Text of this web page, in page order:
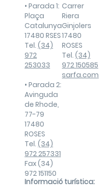
• Parada 1:
Plaça
Catalunya
17480 RSES
Tel. (34)
972
253033
• Parada 2:
Avinguda
de Rhode,
77-79
17480
ROSES
Tel. (34)
972 257331
Fax (34)
972 151150
Carrer
Riera
Ginjolers
17480
ROSES
Tel. (34)
972 150585
sarfa.com
Informació turística: